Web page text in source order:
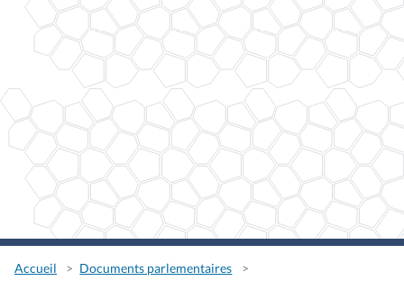
Accueil
Documents parlementaires